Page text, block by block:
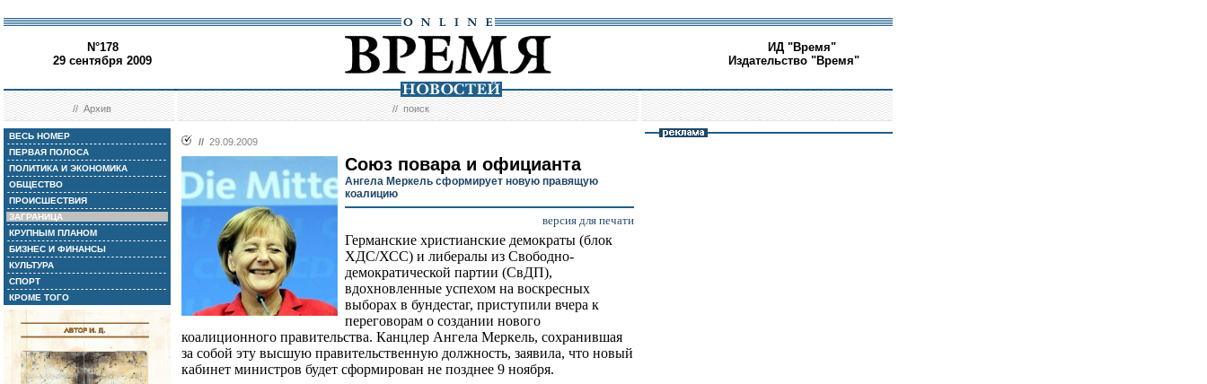
N°178
29 сентября 2009
ИД "Время"
Издательство "Время"
//Архив //поиск
ВЕСЬ НОМЕР
ПЕРВАЯ ПОЛОСА
ПОЛИТИКА И ЭКОНОМИКА
ОБЩЕСТВО
ПРОИСШЕСТВИЯ
ЗАГРАНИЦА
КРУПНЫМ ПЛАНОМ
БИЗНЕС И ФИНАНСЫ
КУЛЬТУРА
СПОРТ
КРОМЕ ТОГО
// 29.09.2009
Союз повара и официанта
Ангела Меркель сформирует новую правящую
коалицию
версия для печати
Германские христианские демократы (блок
ХДС/ХСС) и либералы из Свободно-
демократической партии (СвДП),
вдохновленные успехом на воскресных
выборах в бундестаг, приступили вчера к
переговорам о создании нового
коалиционного правительства. Канцлер Ангела Меркель, сохранившая
за собой эту высшую правительственную должность, заявила, что новый
кабинет министров будет сформирован не позднее 9 ноября.